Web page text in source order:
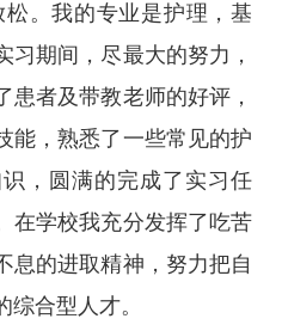
。我的专业是护理，基
习期间，尽最大的努力，
患者及带教老师的好评，
能，熟悉了一些常见的护
，圆满的完成了实习任
在学校我充分发挥了吃苦
息的进取精神，努力把自
合型人才。